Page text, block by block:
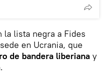
la lista negra a Fides
en Ucrania, que
de bandera liberiana y